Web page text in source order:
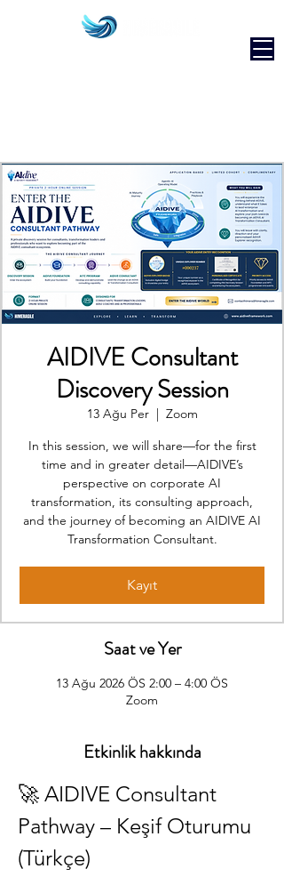
AIDIVE Consultant
Discovery Session
13 Ağu Per
  |
Zoom
In this session, we will share—for the first
time and in greater detail—AIDIVE’s
perspective on corporate AI
transformation, its consulting approach,
and the journey of becoming an AIDIVE AI
Transformation Consultant.
Kayıt
Saat ve Yer
13 Ağu 2026 ÖS 2:00 – 4:00 ÖS
Zoom
Etkinlik hakkında
🚀 AIDIVE Consultant
Pathway – Keşif Oturumu
(Türkçe)